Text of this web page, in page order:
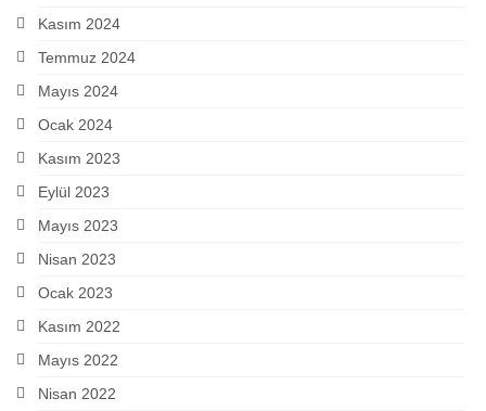
Kasım 2024
Temmuz 2024
Mayıs 2024
Ocak 2024
Kasım 2023
Eylül 2023
Mayıs 2023
Nisan 2023
Ocak 2023
Kasım 2022
Mayıs 2022
Nisan 2022